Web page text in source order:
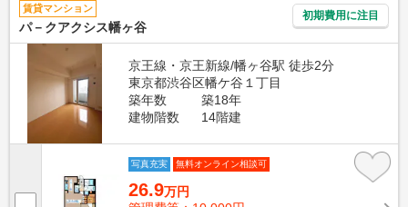
賃貸マンション
パ－クアクシス幡ヶ谷
初期費用に注目
京王線・京王新線/幡ヶ谷駅 徒歩2分
東京都渋谷区幡ケ谷１丁目
築年数
築18年
建物階数
14階建
写真充実 無料オンライン相談可
26.9万円